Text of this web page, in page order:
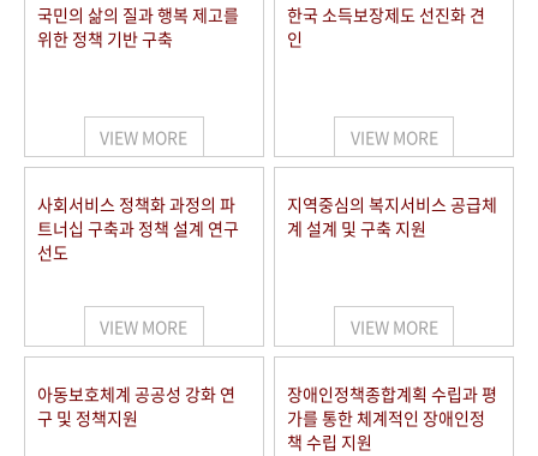
국민의 삶의 질과 행복 제고를
위한 정책 기반 구축
VIEW MORE
한국 소득보장제도 선진화 견
인
VIEW MORE
사회서비스 정책화 과정의 파
트너십 구축과 정책 설계 연구
선도
VIEW MORE
지역중심의 복지서비스 공급체
계 설계 및 구축 지원
VIEW MORE
아동보호체계 공공성 강화 연
구 및 정책지원
장애인정책종합계획 수립과 평
가를 통한 체계적인 장애인정
책 수립 지원